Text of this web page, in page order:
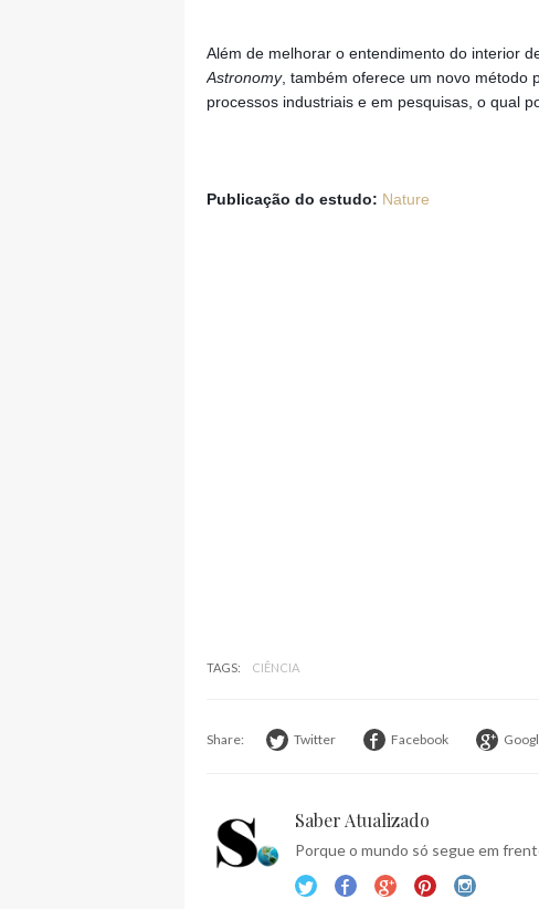
Além de melhorar o entendimento do interior
Astronomy, também oferece um novo método
processos industriais e em pesquisas, o qual
Publicação do estudo: Nature
TAGS: CIÊNCIA
Share: Twitter Facebook
Saber Atualizado
Porque o mundo só segue em